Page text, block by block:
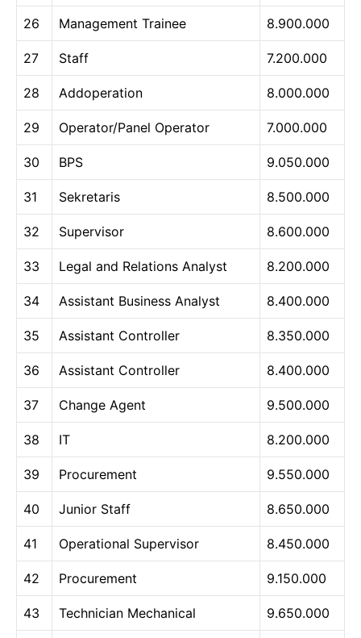
26 Management Trainee 8.900.000
27 Staff 7.200.000
28 Addoperation 8.000.000
29 Operator/Panel Operator 7.000.000
30 BPS 9.050.000
31 Sekretaris 8.500.000
32 Supervisor 8.600.000
33 Legal and Relations Analyst 8.200.000
34 Assistant Business Analyst 8.400.000
35 Assistant Controller 8.350.000
36 Assistant Controller 8.400.000
37 Change Agent 9.500.000
38 IT 8.200.000
39 Procurement 9.550.000
40 Junior Staff 8.650.000
41 Operational Supervisor 8.450.000
42 Procurement 9.150.000
43 Technician Mechanical 9.650.000